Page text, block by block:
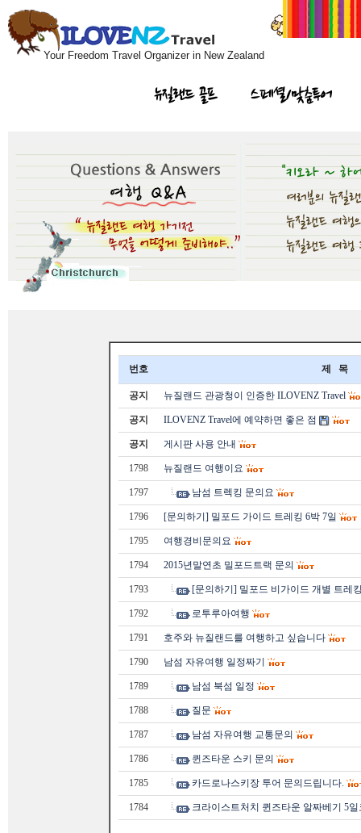
Your Freedom Travel Organizer in New Zealand
뉴질랜드 골프 스페셜/맞춤투어
번호 제 목
공지 뉴질랜드 관광청이 인증한 ILOVENZ Travel
공지 ILOVENZ Travel에 예약하면 좋은 점
공지 게시판 사용 안내
1798 뉴질랜드 여행이요
1797 남섬 트렉킹 문의요
1796 [문의하기] 밀포드 가이드 트레킹 6박 7일
1795 여행경비문의요
1794 2015년말연초 밀포드트랙 문의
1793 [문의하기] 밀포드 비가이드 개별 트레
1792 로투루아여행
1791 호주와 뉴질랜드를 여행하고 싶습니다
1790 남섬 자유여행 일정짜기
1789 남섬 북섬 일정
1788 질문
1787 남섬 자유여행 교통문의
1786 퀸즈타운 스키 문의
1785 카드로나스키장 투어 문의드립니다.
1784 크라이스트처치 퀸즈타운 알짜베기 5일